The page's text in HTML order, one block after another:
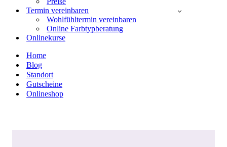
Termin vereinbaren
Wohlfühltermin vereinbaren
Online Farbtypberatung
Onlinekurse
Home
Blog
Standort
Gutscheine
Onlineshop